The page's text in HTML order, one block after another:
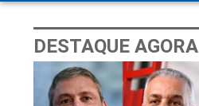
DESTAQUE AGORA